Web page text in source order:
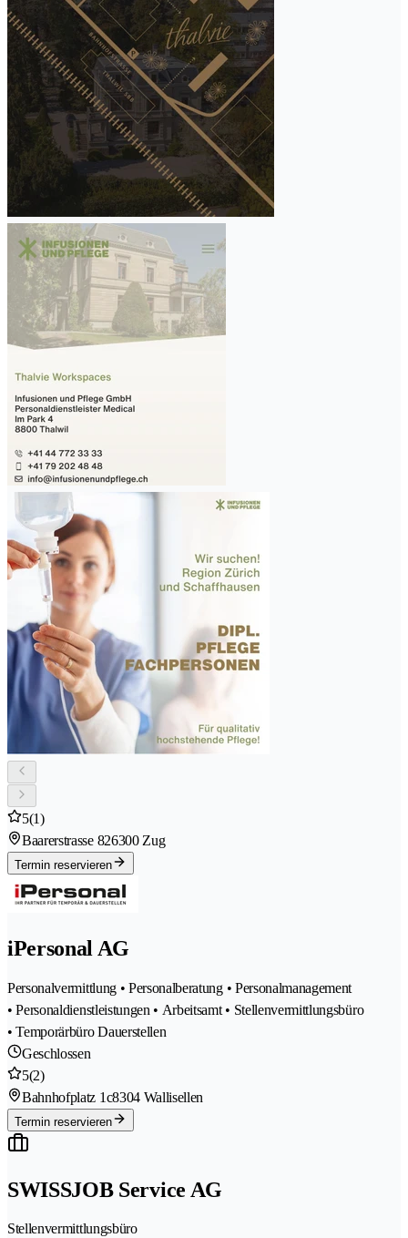
5(1)
Baarerstrasse 826300 Zug
Termin reservieren
iPersonal AG
Personalvermittlung • Personalberatung • Personalmanagement
• Personaldienstleistungen • Arbeitsamt • Stellenvermittlungsbüro
• Temporärbüro Dauerstellen
Geschlossen
5(2)
Bahnhofplatz 1c8304 Wallisellen
Termin reservieren
SWISSJOB Service AG
Stellenvermittlungsbüro